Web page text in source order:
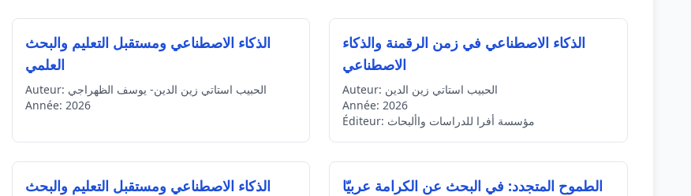
الذكاء الاصطناعي ومستقبل التعليم والبحث
العلمي
Auteur: الحبيب استاتي زين الدين- يوسف الظهراجي
Année: 2026
الذكاء الاصطناعي في زمن الرقمنة والذكاء
الاصطناعي
Auteur: الحبيب استاتي زين الدين
Année: 2026
Éditeur: مؤسسة أفرا للدراسات واألبحاث
الذكاء الاصطناعي ومستقبل التعليم والبحث
الطموح المتجدد: في البحث عن الكرامة عربيّا